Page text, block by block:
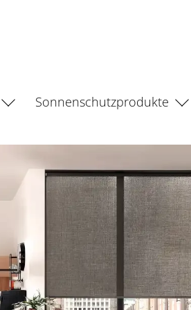
Sonnenschutzprodukte